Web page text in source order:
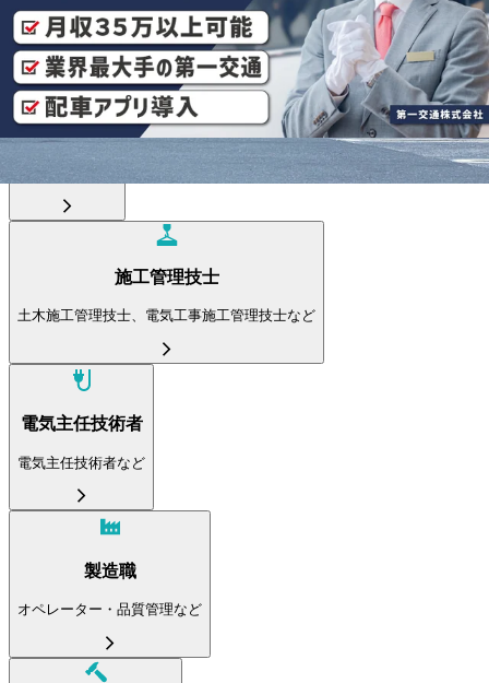
倉庫内作業員、フォークリフト運転手など
運行管理者
運行管理者など
施工管理技士
土木施工管理技士、電気工事施工管理技士など
電気主任技術者
電気主任技術者など
製造職
オペレーター・品質管理など